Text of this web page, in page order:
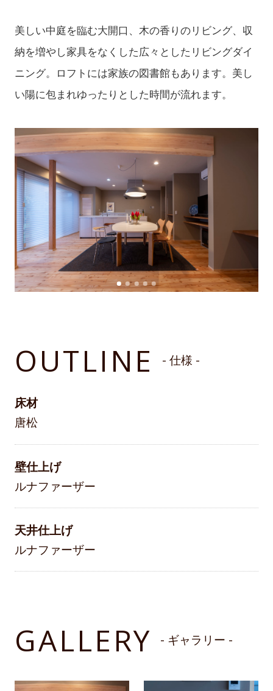
美しい中庭を臨む大開口、木の香りのリビング、収
納を増やし家具をなくした広々としたリビングダイ
ニング。ロフトには家族の図書館もあります。美し
い陽に包まれゆったりとした時間が流れます。
OUTLINE - 仕様 -
床材
唐松
壁仕上げ
ルナファーザー
天井仕上げ
ルナファーザー
GALLERY - ギャラリー -